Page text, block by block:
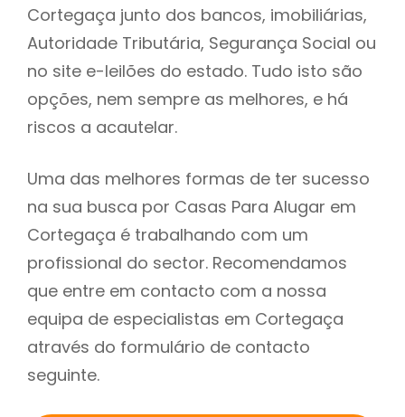
Cortegaça junto dos bancos, imobiliárias,
Autoridade Tributária, Segurança Social ou
no site e-leilões do estado. Tudo isto são
opções, nem sempre as melhores, e há
riscos a acautelar.
Uma das melhores formas de ter sucesso
na sua busca por Casas Para Alugar em
Cortegaça é trabalhando com um
profissional do sector. Recomendamos
que entre em contacto com a nossa
equipa de especialistas em Cortegaça
através do formulário de contacto
seguinte.